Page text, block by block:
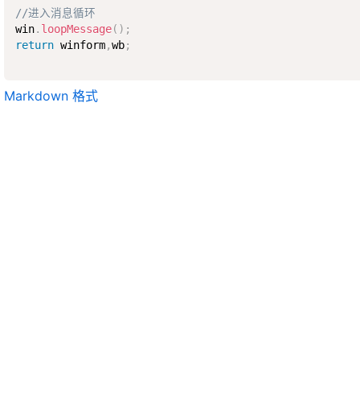
//进入消息循环
win. loopMessage( ) ;
return winform,wb;
Markdown 格式